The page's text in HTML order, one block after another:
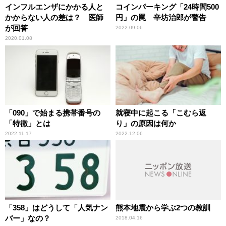
インフルエンザにかかる人と
かからない人の差は？ 医師
が回答
2020.01.08
コインパーキング「24時間500
円」の罠 辛坊治郎が警告
2022.09.06
「090」で始まる携帯番号の
「特徴」とは
2022.11.17
就寝中に起こる「こむら返
り」の原因は何か
2022.12.06
「358」はどうして「人気ナン
バー」なの？
熊本地震から学ぶ2つの教訓
2018.04.16